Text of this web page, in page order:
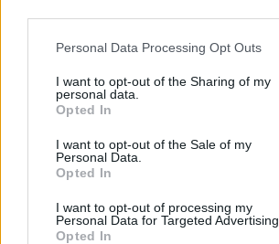
Personal Data Processing Opt Outs
I want to opt-out of the Sharing of my
personal data.
Opted In
I want to opt-out of the Sale of my
Personal Data.
Opted In
I want to opt-out of processing my
Personal Data for Targeted Advertising.
Opted In
UAB „Lonas“, Įmonių grupe „7
media įmone kviečia aktyviai
Jonavos rajono bei miesto
smagioje ir reikalingoje akcijoje
matomas“. Akcija bus vykdoma
lapkričio 22 d.